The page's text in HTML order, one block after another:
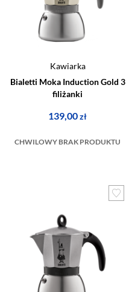
Kawiarka
Bialetti Moka Induction Gold 3
filiżanki
139,00zł
CHWILOWY BRAK PRODUKTU